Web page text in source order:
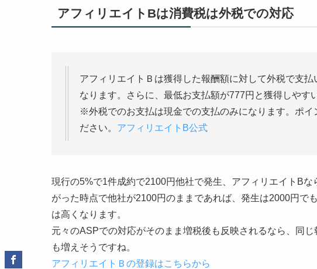
アフィリエイトBは消費税は外税での対応
アフィリエイトＢは獲得した報酬額に対して外税で支
なります。さらに、最低お支払額が777円と獲得しやす
※外税でのお支払は現金での支払のみになります。ポイ
ださい。 アフィリエイトB公式
現行の5%で1件成約で2100円他社で発生、アフィリエイトB
がった時点で他社が2100円のままであれば、発生は2000円で
は高くなります。
元々のASPでの対応がそのまま増税後も反映されるなら、同
も増えそうですね。
アフィリエイトＢの登録はこちらから